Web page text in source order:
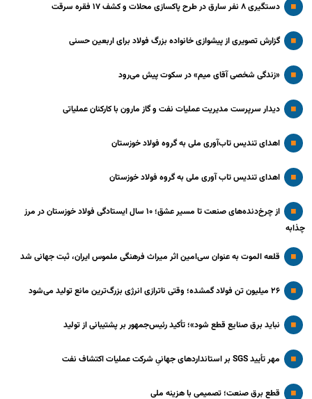
دستگیری ۸ نفر سارق در طرح پاکسازی محلات و کشف ۱۷ فقره سرقت
گزارش تصویری از پیشوازی خانواده بزرگ فولاد برای اربعین حسنی
«زندگی شخصی آقای میم» در سکوت پیش می‌رود
دیدار سرپرست مدیریت عملیات نفت و گاز مارون با کارکنان عملیاتی
اهدای تندیس تاب‌آوری ملی به گروه فولاد خوزستان
اهدای تندیس تاب آوری ملی به گروه فولاد خوزستان
از چرخ‌دنده‌های صنعت تا مسیر عشق؛ ۱۰ سال ایستادگی فولاد خوزستان در مرز
چذابه
قلعه الموت به عنوان سی‌امین اثر میراث‌ فرهنگی ملموس ایران، ثبت جهانی شد
۲۶ میلیون تن فولاد گمشده؛ وقتی ناترازی انرژی بزرگ‌ترین مانع تولید می‌شود
نباید برق صنایع قطع شود»؛ تأکید رئیس‌جمهور بر پشتیبانی از تولید
مهر تأیید SGS بر استانداردهای جهانیِ شرکت عملیات اکتشاف نفت
قطع برق صنعت؛ تصمیمی با هزینه ملی